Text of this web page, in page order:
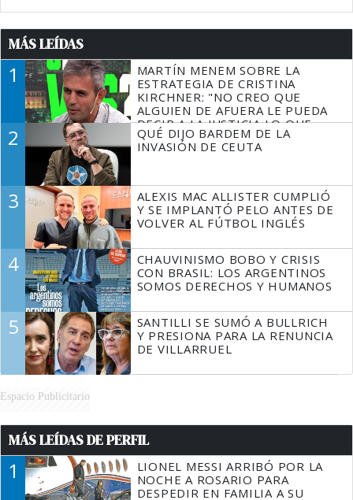
MÁS LEÍDAS
1
MARTÍN MENEM SOBRE LA
ESTRATEGIA DE CRISTINA
KIRCHNER: "NO CREO QUE
ALGUIEN DE AFUERA LE PUEDA
DECIR A LA JUSTICIA LO QUE
TIENE QUE HACER"
2
QUÉ DIJO BARDEM DE LA
INVASIÓN DE CEUTA
3
ALEXIS MAC ALLISTER CUMPLIÓ
Y SE IMPLANTÓ PELO ANTES DE
VOLVER AL FÚTBOL INGLÉS
4
CHAUVINISMO BOBO Y CRISIS
CON BRASIL: LOS ARGENTINOS
SOMOS DERECHOS Y HUMANOS
5
SANTILLI SE SUMÓ A BULLRICH
Y PRESIONA PARA LA RENUNCIA
DE VILLARRUEL
Espacio Publicitario
MÁS LEÍDAS DE PERFIL
1
LIONEL MESSI ARRIBÓ POR LA
NOCHE A ROSARIO PARA
DESPEDIR EN FAMILIA A SU